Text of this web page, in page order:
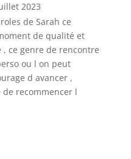
2023
de Sarah ce
de qualité et
, ce genre de rencontre
ou l on peut
d avancer ,
recommencer l